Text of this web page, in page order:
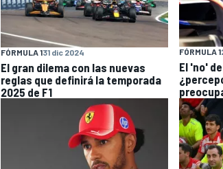
FÓRMULA 131 dic 2024
El gran dilema con las nuevas
reglas que definirá la temporada
2025 de F1
FÓRMULA 1
El 'no'